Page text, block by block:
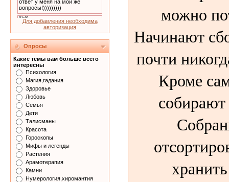
Для добавления необходима
авторизация
Опросы
Какие темы вам больше всего
интересны
Психология
Магия,гадания
Здоровье
Любовь
Семья
Дети
Талисманы
Красота
Гороскопы
Мифы и легенды
Растения
Арамотерапия
Камни
Нумерология,хиромантия
можно
Начинают
почти
Кроме